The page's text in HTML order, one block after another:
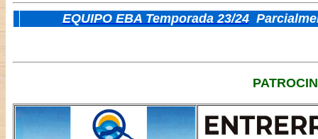
EQUIPO EBA Temporada 23/24